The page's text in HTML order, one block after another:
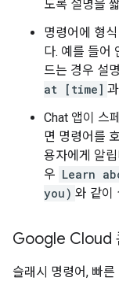
도록 설명을
명령어에 형
다. 예를 들어
드는 경우 설
at [time]
Chat 앱이 스
면 명령어를
용자에게 알
우 Learn
you) 와 같이
Google Cloud
슬래시 명령어, 빠